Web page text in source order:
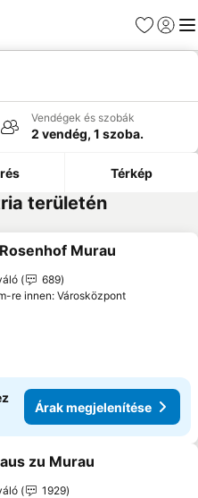
Kedvencek
Vendégek és szobák
2 vendég, 1 szoba.
Térkép
területén
a kedvencekhez
Murau
689
re innen: Városközpont
Árak megjelenítése
a kedvencekhez
zu Murau
1929